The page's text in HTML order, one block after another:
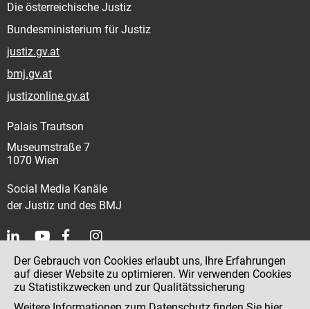
Die österreichische Justiz
Bundesministerium für Justiz
justiz.gv.at
bmj.gv.at
justizonline.gv.at
Palais Trautson
Museumstraße 7
1070 Wien
Social Media Kanäle
der Justiz und des BMJ
Kontakt
Impressum
Der Gebrauch von Cookies erlaubt uns, Ihre Erfahrungen
auf dieser Website zu optimieren. Wir verwenden Cookies
zu Statistikzwecken und zur Qualitätssicherung